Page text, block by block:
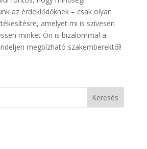
az érdeklődőknek – csak olyan
amelyet mi is szívesen
minket Ön is bizalommal a
megbízható szakemberektől!